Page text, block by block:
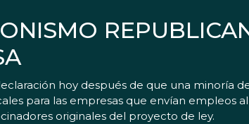
hoy después de que una minoría
para las empresas que envían empleos
originales del proyecto de ley.